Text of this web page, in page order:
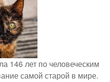
146 лет по человеческим
самой старой в мире.